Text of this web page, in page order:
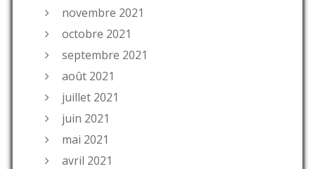
novembre 2021
octobre 2021
septembre 2021
août 2021
juillet 2021
juin 2021
mai 2021
avril 2021